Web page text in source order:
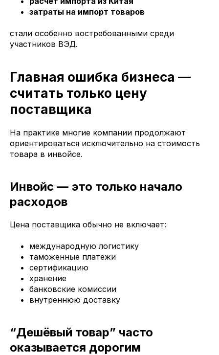
затраты на импорт товаров
стали особенно востребованными среди
участников ВЭД.
Главная ошибка бизнеса —
считать только цену
поставщика
На практике многие компании продолжают
ориентироваться исключительно на стоимость
товара в инвойсе.
Инвойс — это только начало
расходов
Цена поставщика обычно не включает:
международную логистику
таможенные платежи
сертификацию
хранение
банковские комиссии
внутреннюю доставку
“Дешёвый товар” часто
оказывается дорогим